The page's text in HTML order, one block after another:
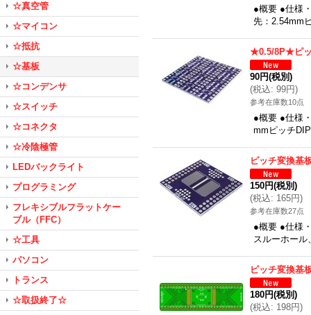
☆真空管
☆マイコン
☆抵抗
☆基板
☆コンデンサ
☆スイッチ
☆コネクタ
☆冷陰極管
LEDバックライト
プログラミング
フレキシブルフラットケー
ブル（FFC）
☆工具
パソコン
トランス
☆取扱終了☆
●概要 ●仕様
先：2.54mm
★0.5/8P★ピッ
90円(税別)
(税込: 99円)
参考在庫数10点
●概要 ●仕様
mmピッチ
ピッチ変換
150円(税別)
(税込: 165円)
参考在庫数27点
●概要 ●仕様
スルーホー
ピッチ変換基
180円(税別)
(税込: 198円)